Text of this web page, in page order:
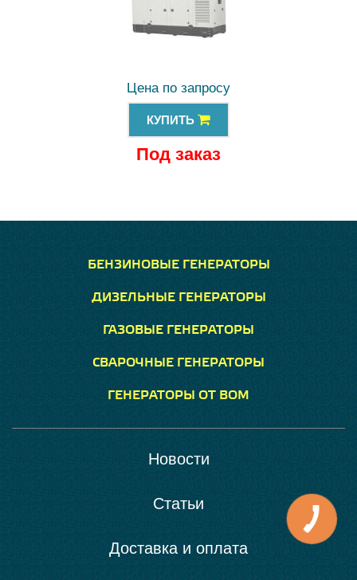
Цена по запросу
КУПИТЬ
Под заказ
БЕНЗИНОВЫЕ ГЕНЕРАТОРЫ
ДИЗЕЛЬНЫЕ ГЕНЕРАТОРЫ
ГАЗОВЫЕ ГЕНЕРАТОРЫ
СВАРОЧНЫЕ ГЕНЕРАТОРЫ
ГЕНЕРАТОРЫ ОТ ВОМ
Новости
Статьи
Доставка и оплата